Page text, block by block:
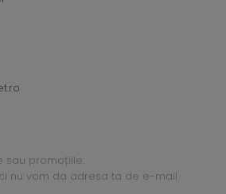
sau promoțiile.
nu vom da adresa ta de e-mail